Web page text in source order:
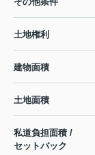
土地権利
建物面積
土地面積
私道負担面積 /
セットバック